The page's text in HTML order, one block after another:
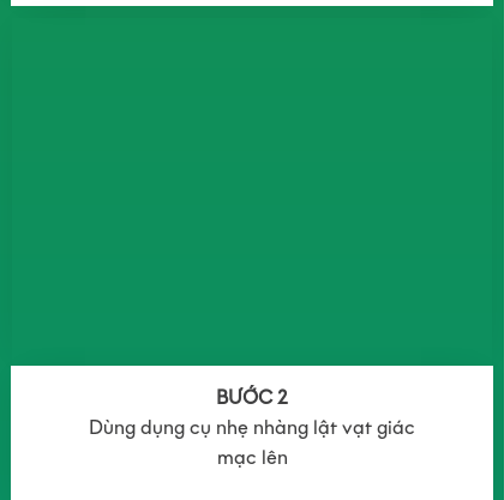
BƯỚC 2
Dùng dụng cụ nhẹ nhàng lật vạt giác
mạc lên